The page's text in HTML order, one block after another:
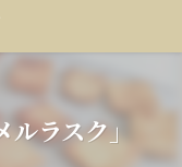
ラスク」